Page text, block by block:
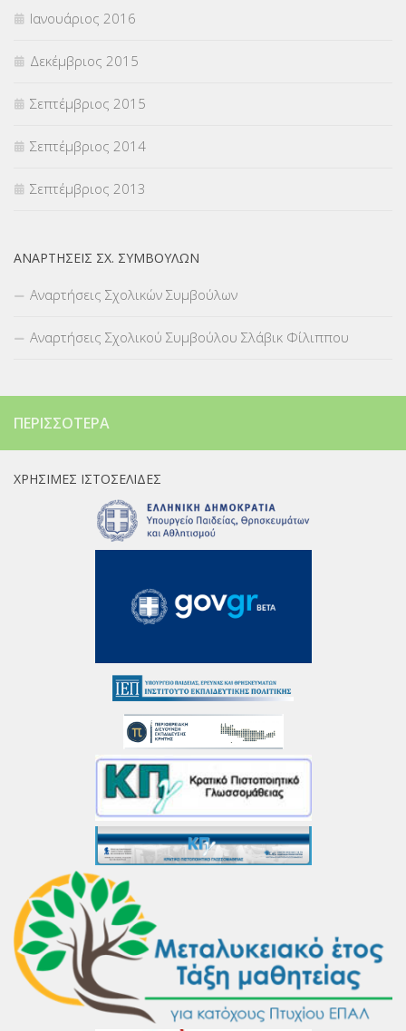
Ιανουάριος 2016
Δεκέμβριος 2015
Σεπτέμβριος 2015
Σεπτέμβριος 2014
Σεπτέμβριος 2013
ΑΝΑΡΤΉΣΕΙΣ ΣΧ. ΣΥΜΒΟΎΛΩΝ
Αναρτήσεις Σχολικών Συμβούλων
Αναρτήσεις Σχολικού Συμβούλου Σλάβικ Φίλιππου
ΠΕΡΙΣΣΌΤΕΡΑ
ΧΡΉΣΙΜΕΣ ΙΣΤΟΣΕΛΊΔΕΣ